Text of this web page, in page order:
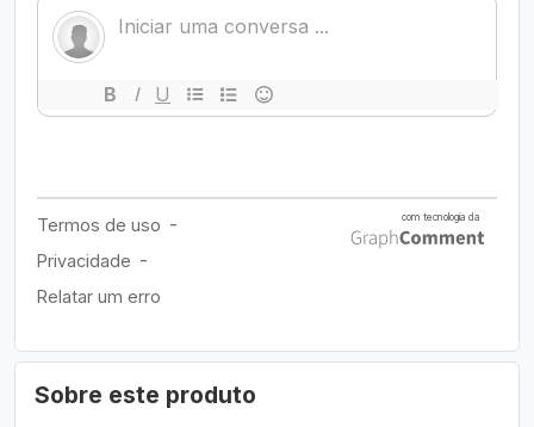
Sobre este produto